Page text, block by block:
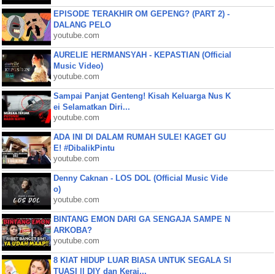
EPISODE TERAKHIR OM GEPENG? (PART 2) -
DALANG PELO
youtube.com
AURELIE HERMANSYAH - KEPASTIAN (Official
Music Video)
youtube.com
Sampai Panjat Genteng! Kisah Keluarga Nus K
ei Selamatkan Diri...
youtube.com
ADA INI DI DALAM RUMAH SULE! KAGET GU
E! #DibalikPintu
youtube.com
Denny Caknan - LOS DOL (Official Music Vide
o)
youtube.com
BINTANG EMON DARI GA SENGAJA SAMPE N
ARKOBA?
youtube.com
8 KIAT HIDUP LUAR BIASA UNTUK SEGALA SI
TUASI || DIY dan Keraj...